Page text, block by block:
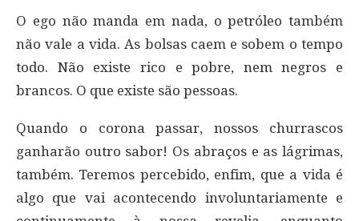
O ego não manda em nada, o petróleo também
não vale a vida. As bolsas caem e sobem o tempo
todo. Não existe rico e pobre, nem negros e
brancos. O que existe são pessoas.
Quando o corona passar, nossos churrascos
ganharão outro sabor! Os abraços e as lágrimas,
também. Teremos percebido, enfim, que a vida é
algo que vai acontecendo involuntariamente e